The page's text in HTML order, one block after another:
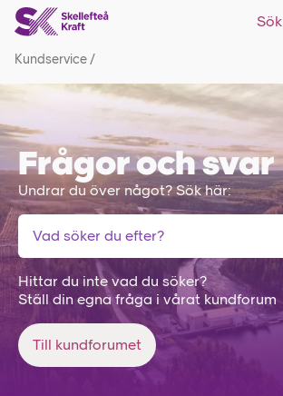
Sök
Kundservice/
Frågor och svar
Undrar du över något? Sök här:
Hittar du inte vad du söker?
Ställ din egna fråga i vårat kundforum
Till kundforumet